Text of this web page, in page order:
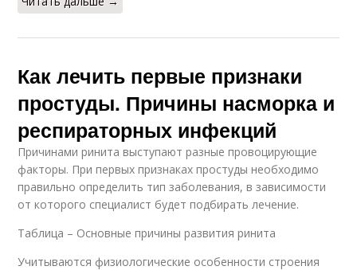
Как лечить первые признаки
простуды. Причины насморка и
респираторных инфекций
Причинами ринита выступают разные провоцирующие
факторы. При первых признаках простуды необходимо
правильно определить тип заболевания, в зависимости
от которого специалист будет подбирать лечение.
Таблица – Основные причины развития ринита
Учитываются физиологические особенности строения